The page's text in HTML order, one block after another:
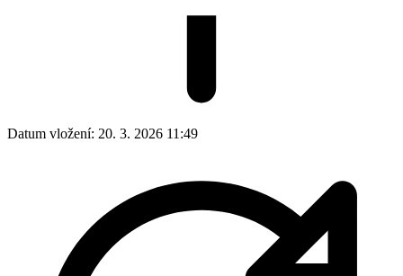
Datum vložení: 20. 3. 2026 11:49